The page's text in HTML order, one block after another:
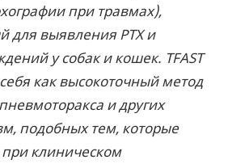
при травмах),
для выявления PTX и
у собак и кошек. TFAST
как высокоточный метод
и других
подобных тем, которые
клиническом